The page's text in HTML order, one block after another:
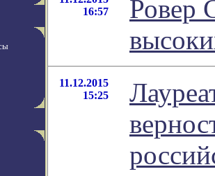
16:57
Ровер
11.12.2015
15:25